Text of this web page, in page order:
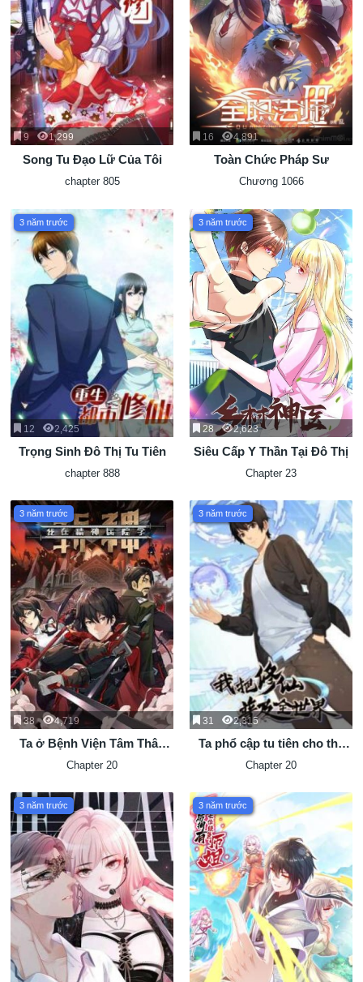
9 1,299
Song Tu Đạo Lữ Của Tôi
chapter 805
16 4,891
Toàn Chức Pháp Sư
Chương 1066
3 năm trước
12 2,425
Trọng Sinh Đô Thị Tu Tiên
chapter 888
3 năm trước
28 2,623
Siêu Cấp Y Thần Tại Đô Thị
Chapter 23
3 năm trước
38 4,719
Ta ở Bệnh Viện Tâm Thân
Bắt Đầu Học Trảm Thần
Chapter 20
3 năm trước
31 2,315
Ta phổ cập tu tiên cho thế
giới
Chapter 20
3 năm trước 3 năm trước